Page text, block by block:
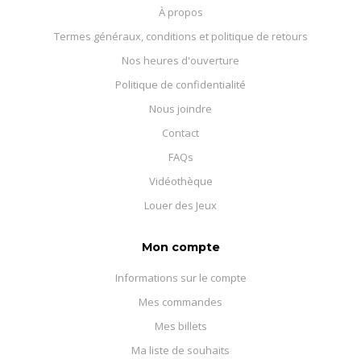
À propos
Termes généraux, conditions et politique de retours
Nos heures d'ouverture
Politique de confidentialité
Nous joindre
Contact
FAQs
Vidéothèque
Louer des Jeux
Mon compte
Informations sur le compte
Mes commandes
Mes billets
Ma liste de souhaits